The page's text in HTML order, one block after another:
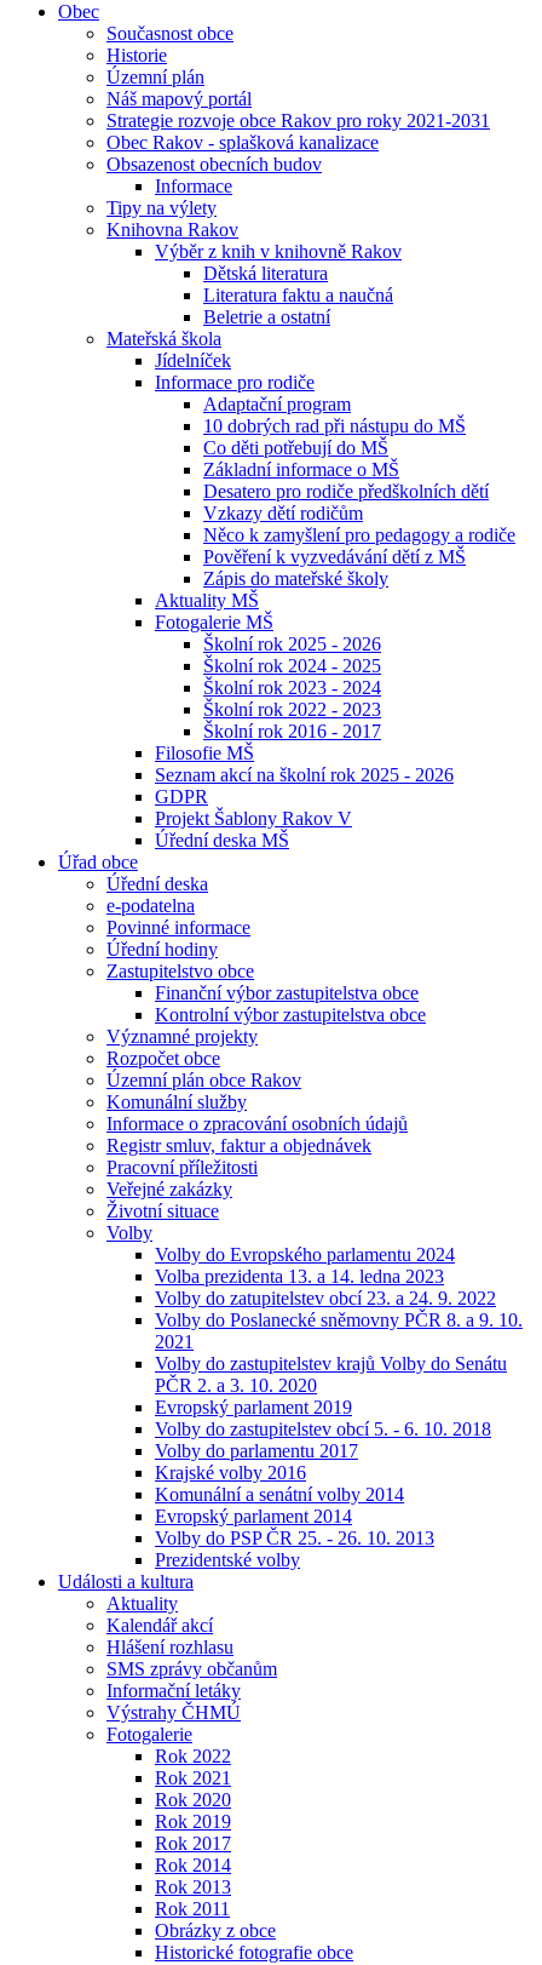
Obec
Současnost obce
Historie
Územní plán
Náš mapový portál
Strategie rozvoje obce Rakov pro roky 2021-2031
Obec Rakov - splašková kanalizace
Obsazenost obecních budov
Informace
Tipy na výlety
Knihovna Rakov
Výběr z knih v knihovně Rakov
Dětská literatura
Literatura faktu a naučná
Beletrie a ostatní
Mateřská škola
Jídelníček
Informace pro rodiče
Adaptační program
10 dobrých rad při nástupu do MŠ
Co děti potřebují do MŠ
Základní informace o MŠ
Desatero pro rodiče předškolních dětí
Vzkazy dětí rodičům
Něco k zamyšlení pro pedagogy a rodiče
Pověření k vyzvedávání dětí z MŠ
Zápis do mateřské školy
Aktuality MŠ
Fotogalerie MŠ
Školní rok 2025 - 2026
Školní rok 2024 - 2025
Školní rok 2023 - 2024
Školní rok 2022 - 2023
Školní rok 2016 - 2017
Filosofie MŠ
Seznam akcí na školní rok 2025 - 2026
GDPR
Projekt Šablony Rakov V
Úřední deska MŠ
Úřad obce
Úřední deska
e-podatelna
Povinné informace
Úřední hodiny
Zastupitelstvo obce
Finanční výbor zastupitelstva obce
Kontrolní výbor zastupitelstva obce
Významné projekty
Rozpočet obce
Územní plán obce Rakov
Komunální služby
Informace o zpracování osobních údajů
Registr smluv, faktur a objednávek
Pracovní příležitosti
Veřejné zakázky
Životní situace
Volby
Volby do Evropského parlamentu 2024
Volba prezidenta 13. a 14. ledna 2023
Volby do zatupitelstev obcí 23. a 24. 9. 2022
Volby do Poslanecké sněmovny PČR 8. a 9. 10.
2021
Volby do zastupitelstev krajů Volby do Senátu
PČR 2. a 3. 10. 2020
Evropský parlament 2019
Volby do zastupitelstev obcí 5. - 6. 10. 2018
Volby do parlamentu 2017
Krajské volby 2016
Komunální a senátní volby 2014
Evropský parlament 2014
Volby do PSP ČR 25. - 26. 10. 2013
Prezidentské volby
Události a kultura
Aktuality
Kalendář akcí
Hlášení rozhlasu
SMS zprávy občanům
Informační letáky
Výstrahy ČHMÚ
Fotogalerie
Rok 2022
Rok 2021
Rok 2020
Rok 2019
Rok 2017
Rok 2014
Rok 2013
Rok 2011
Obrázky z obce
Historické fotografie obce